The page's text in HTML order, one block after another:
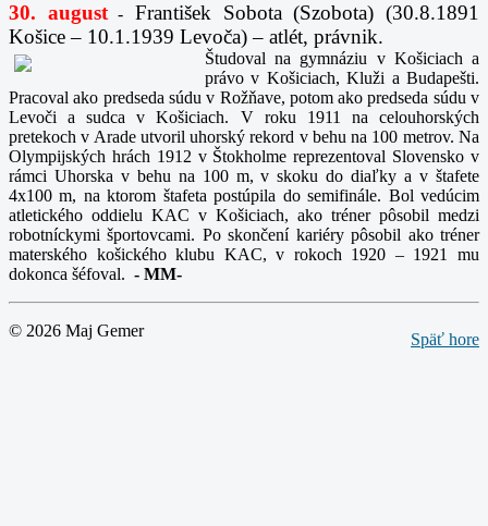
30. august-
František Sobota (Szobota) (30.8.1891
Košice – 10.1.1939 Levoča) – atlét, právnik.
Študoval na gymnáziu v Košiciach a
právo v Košiciach, Kluži a Budapešti.
Pracoval ako predseda súdu v Rožňave, potom ako predseda súdu v
Levoči a sudca v Košiciach. V roku 1911 na celouhorských
pretekoch v Arade utvoril uhorský rekord v behu na 100 metrov. Na
Olympijských hrách 1912 v Štokholme reprezentoval Slovensko v
rámci Uhorska v behu na 100 m, v skoku do diaľky a v štafete
4x100 m, na ktorom štafeta postúpila do semifinále. Bol vedúcim
atletického oddielu KAC v Košiciach, ako tréner pôsobil medzi
robotníckymi športovcami. Po skončení kariéry pôsobil ako tréner
materského košického klubu KAC, v rokoch 1920 – 1921 mu
dokonca šéfoval. - MM-
Späť hore
© 2026 Maj Gemer